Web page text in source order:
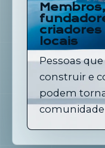
Membros,
criadores
locais
Pessoas
construir e
podem
comunidade